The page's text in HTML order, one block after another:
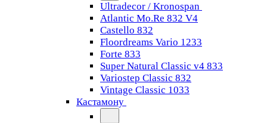
Ultradecor / Kronospan
Atlantic Mo.Re 832 V4
Castello 832
Floordreams Vario 1233
Forte 833
Super Natural Classic v4 833
Variostep Classic 832
Vintage Classic 1033
Кастамону